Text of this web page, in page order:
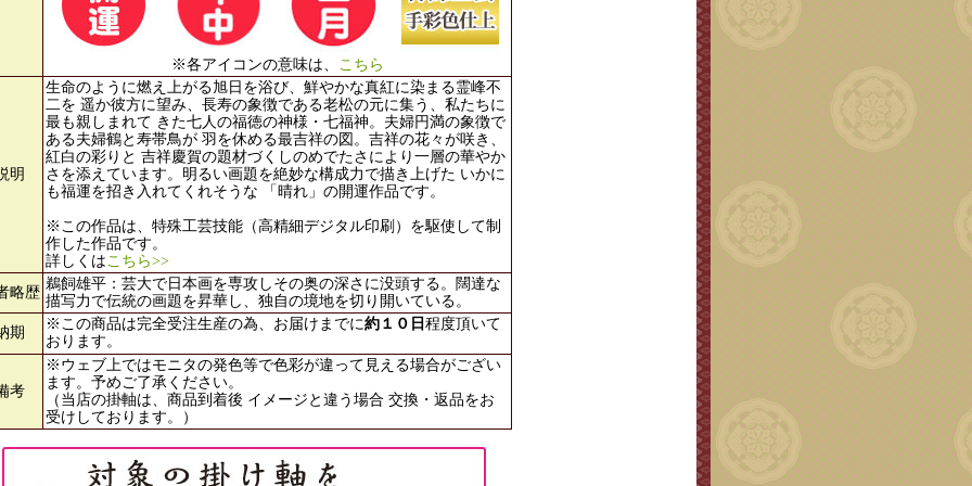
※各アイコンの意味は、 こちら
明
生命のように燃え上がる旭日を浴び、鮮やかな真紅に染まる霊峰不
二を 遥か彼方に望み、長寿の象徴である老松の元に集う、私たちに
最も親しまれて きた七人の福徳の神様・七福神。夫婦円満の象徴で
ある夫婦鶴と寿帯鳥が 羽を休める最吉祥の図。吉祥の花々が咲き、
紅白の彩りと 吉祥慶賀の題材づくしのめでたさにより一層の華やか
さを添えています。明るい画題を絶妙な構成力で描き上げた いかに
も福運を招き入れてくれそうな 「晴れ」の開運作品です。
※この作品は、特殊工芸技能（高精細デジタル印刷）を駆使して制
作した作品です。
詳しくはこちら>>
略歴
鵜飼雄平：芸大で日本画を専攻しその奥の深さに没頭する。闊達な
描写力で伝統の画題を昇華し、独自の境地を切り開いている。
期
※この商品は完全受注生産の為、お届けまでに約１０日 程度頂いて
おります。
考
※ウェブ上ではモニタの発色等で色彩が違って見える場合がござい
ます。予めご了承ください。
（当店の掛軸は、商品到着後 イメージと違う場合 交換・返品をお
受けしております。）